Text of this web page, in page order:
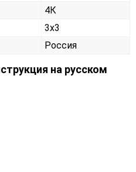
4К
3x3
Россия
на русском